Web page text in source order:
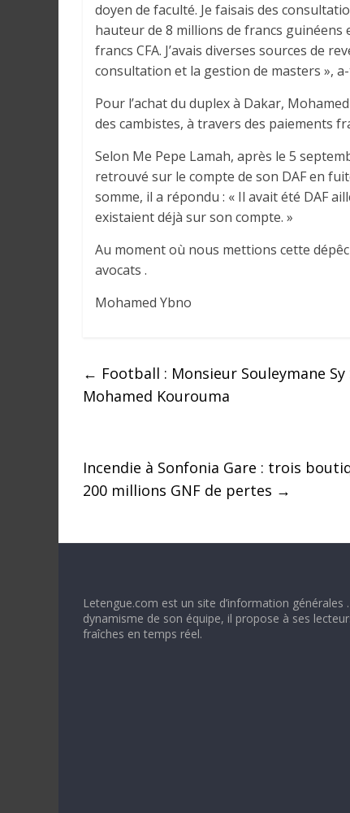
doyen de faculté. Je faisais des
hauteur de 8 millions de francs guinéens
francs CFA. J’avais diverses sources de
consultation et la gestion de masters »,
Pour l’achat du duplex à Dakar,
des cambistes, à travers des paiements
Selon Me Pepe Lamah, après le 5
retrouvé sur le compte de son DAF en
somme, il a répondu : « Il avait été DAF
existaient déjà sur son compte. »
Au moment où nous mettions cette
avocats .
Mohamed Ybno
← Football : Monsieur Souleymane
Mohamed Kourouma
Incendie à Sonfonia Gare : trois
200 millions GNF de pertes →
Letengue.com est un site d’information générales .
dynamisme de son équipe, il propose à ses
fraîches en temps réel.